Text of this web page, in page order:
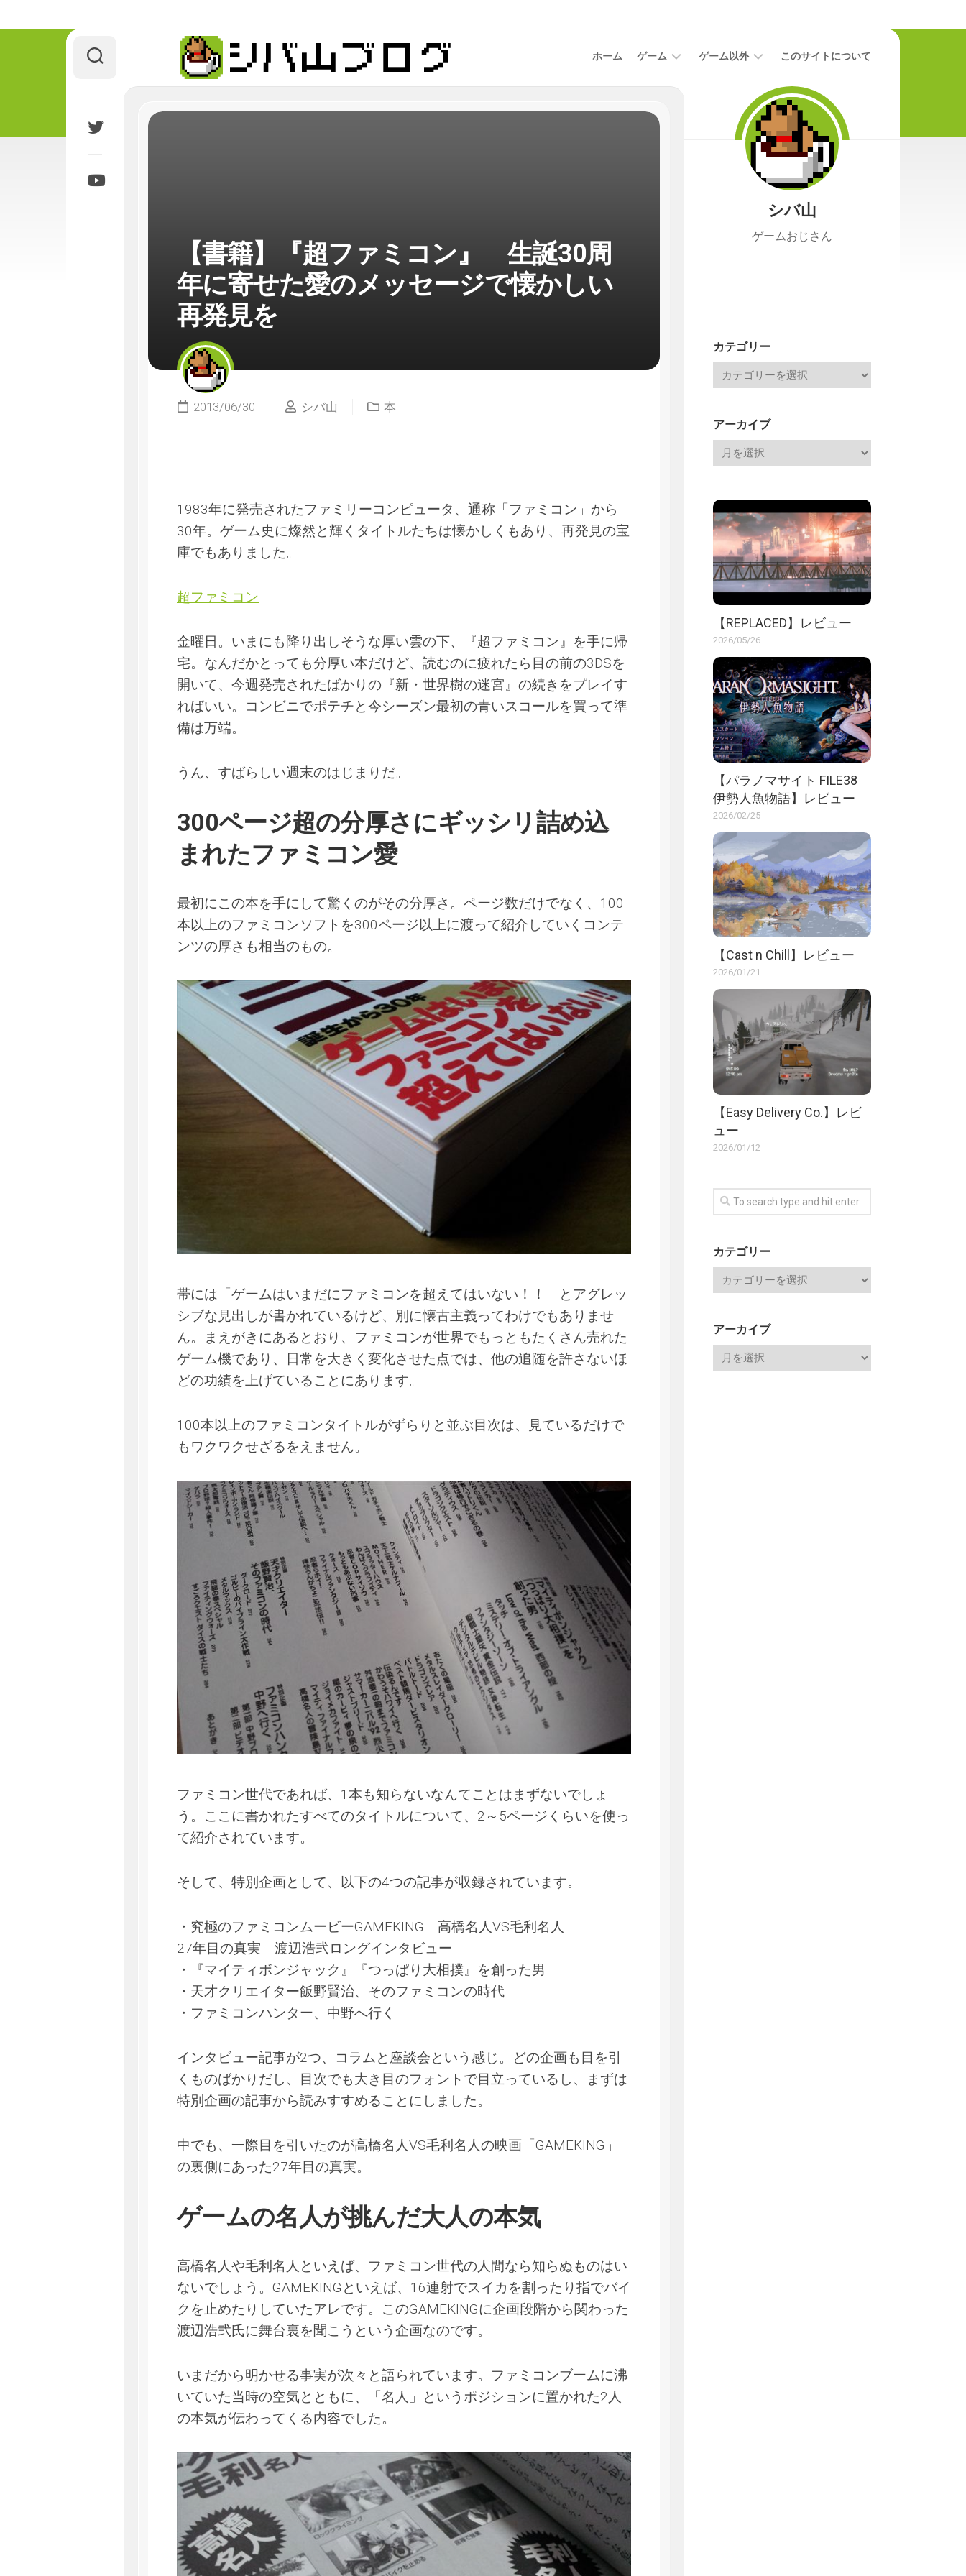
ホーム ゲーム
ビ
ゲーム以外 このサイトについて
【書籍】『超ファミコン』 生誕30周
年に寄せた愛のメッセージで懐かしい
再発見を
2013/06/30 シバ山 本
1983年に発売されたファミリーコンピュータ、通称「ファミコン」から
30年。ゲーム史に燦然と輝くタイトルたちは懐かしくもあり、再発見の宝
庫でもありました。
超ファミコン
金曜日。いまにも降り出しそうな厚い雲の下、『超ファミコン』を手に帰
宅。なんだかとっても分厚い本だけど、読むのに疲れたら目の前の3DSを
開いて、今週発売されたばかりの『新・世界樹の迷宮』の続きをプレイす
ればいい。コンビニでポテチと今シーズン最初の青いスコールを買って準
備は万端。
うん、すばらしい週末のはじまりだ。
300ページ超の分厚さにギッシリ詰め込
まれたファミコン愛
最初にこの本を手にして驚くのがその分厚さ。ページ数だけでなく、100
本以上のファミコンソフトを300ページ以上に渡って紹介していくコンテ
ンツの厚さも相当のもの。
帯には「ゲームはいまだにファミコンを超えてはいない！！」とアグレッ
シブな見出しが書かれているけど、別に懐古主義ってわけでもありませ
ん。まえがきにあるとおり、ファミコンが世界でもっともたくさん売れた
ゲーム機であり、日常を大きく変化させた点では、他の追随を許さないほ
どの功績を上げていることにあります。
100本以上のファミコンタイトルがずらりと並ぶ目次は、見ているだけで
もワクワクせざるをえません。
ファミコン世代であれば、1本も知らないなんてことはまずないでしょ
う。ここに書かれたすべてのタイトルについて、2～5ページくらいを使っ
て紹介されています。
そして、特別企画として、以下の4つの記事が収録されています。
・究極のファミコンムービーGAMEKING 高橋名人VS毛利名人
27年目の真実 渡辺浩弐ロングインタビュー
・『マイティボンジャック』『つっぱり大相撲』を創った男
・天才クリエイター飯野賢治、そのファミコンの時代
・ファミコンハンター、中野へ行く
インタビュー記事が2つ、コラムと座談会という感じ。どの企画も目を引
くものばかりだし、目次でも大き目のフォントで目立っているし、まずは
特別企画の記事から読みすすめることにしました。
中でも、一際目を引いたのが高橋名人VS毛利名人の映画「GAMEKING」
の裏側にあった27年目の真実。
ゲームの名人が挑んだ大人の本気
高橋名人や毛利名人といえば、ファミコン世代の人間なら知らぬものはい
ないでしょう。GAMEKINGといえば、16連射でスイカを割ったり指でバイ
クを止めたりしていたアレです。このGAMEKINGに企画段階から関わった
渡辺浩弐氏に舞台裏を聞こうという企画なのです。
いまだから明かせる事実が次々と語られています。ファミコンブームに沸
いていた当時の空気とともに、「名人」というポジションに置かれた2人
の本気が伝わってくる内容でした。
シバ山
ゲームおじさん
カテゴリー
アーカイブ
【REPLACED】レビュー
2026/05/26
【パラノマサイト FILE38
伊勢人魚物語】レビュー
2026/02/25
【Cast n Chill】レビュー
2026/01/21
【Easy Delivery Co.】レビ
ュー
2026/01/12
カテゴリー
アーカイブ